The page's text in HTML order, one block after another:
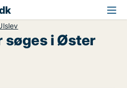
søges i Øster